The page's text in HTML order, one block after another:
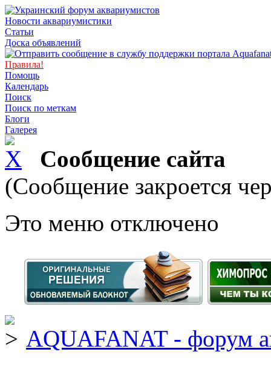
Новости аквариумистики
Статьи
Доска объявлений
Правила!
Помощь
Календарь
Поиск
Поиск по меткам
Блоги
Галерея
Сообщение сайта
(Сообщение закроется
Это меню отключено
AQUAFANAT - форум